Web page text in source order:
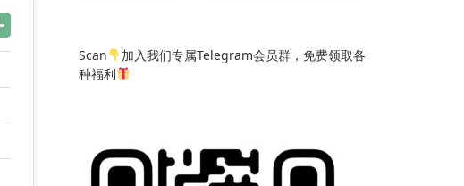
Scan
加入我们专属Telegram会员群，免费领取各
种福利